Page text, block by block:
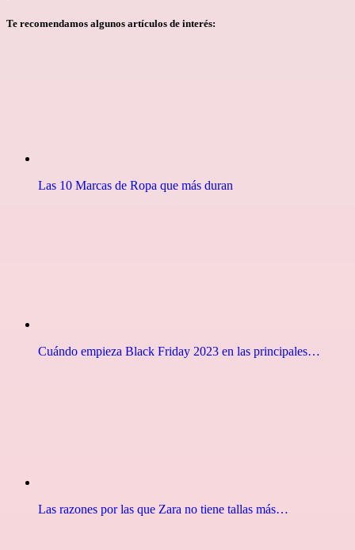
Te recomendamos algunos artículos de interés:
Las 10 Marcas de Ropa que más duran
Cuándo empieza Black Friday 2023 en las principales…
Las razones por las que Zara no tiene tallas más…